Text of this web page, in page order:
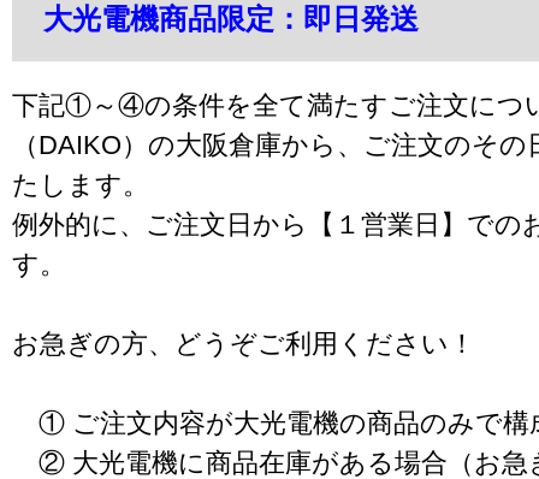
大光電機商品限定：即日発送
下記①～④の条件を全て満たすご注文につ
（DAIKO）の大阪倉庫から、ご注文のそ
たします。
例外的に、ご注文日から【１営業日】での
す。
お急ぎの方、どうぞご利用ください！
① ご注文内容が大光電機の商品のみで構
② 大光電機に商品在庫がある場合（お急